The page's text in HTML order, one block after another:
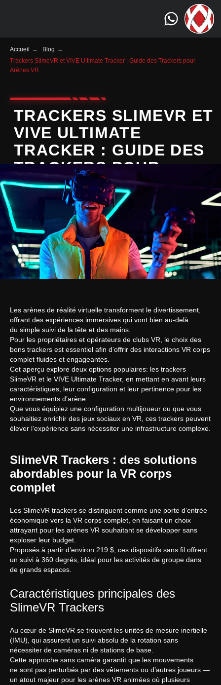
Accueil → Blog →
Trackers SlimeVR et VIVE Ultimate Tracker : Guide des Trackers pour
Arènes VR
VIVE ULTIMATE
TRACKER : GUIDE DES
TRACKERS POUR
ARÈNES VR
Les arènes de réalité virtuelle transforment le divertissement,
offrant des expériences immersives qui vont bien au-delà
du simple suivi de la tête et des mains.
Pour les propriétaires et opérateurs de clubs VR, le choix des
bons trackers est essentiel afin d’offrir des interactions VR corps
complet fluides et engageantes.
Cet aperçu explore deux options populaires: les trackers
SlimeVR et le VIVE Ultimate Tracker, en mettant en avant leurs
caractéristiques, leur configuration et leur pertinence pour les
environnements d’arène.
Que vous équipiez une configuration multijoueur ou que vous
souhaitiez enrichir des jeux sociaux en VR, ces trackers peuvent
élever l’expérience sans nécessiter une infrastructure complexe.
SlimeVR Trackers : des solutions
abordables pour la VR corps
complet
Les SlimeVR trackers se distinguent comme une porte d’entrée
économique vers la VR corps complet, en faisant un choix
attrayant pour les arènes VR souhaitant se développer sans
exploser leur budget.
Proposés à partir d’environ 219 $, ces dispositifs sans fil offrent
un suivi à 360 degrés, idéal pour les activités de groupe dans
de grands espaces.
Caractéristiques principales des
SlimeVR Trackers
Au cœur de SlimeVR se trouvent les unités de mesure inertielle
(IMU), qui assurent un suivi absolu de la rotation sans
nécessiter de caméras ni de stations de base.
Cette approche sans caméra garantit que les mouvements
ne sont pas perturbés par des vêtements ou d’autres joueurs —
un atout majeur pour les arènes VR animées où plusieurs